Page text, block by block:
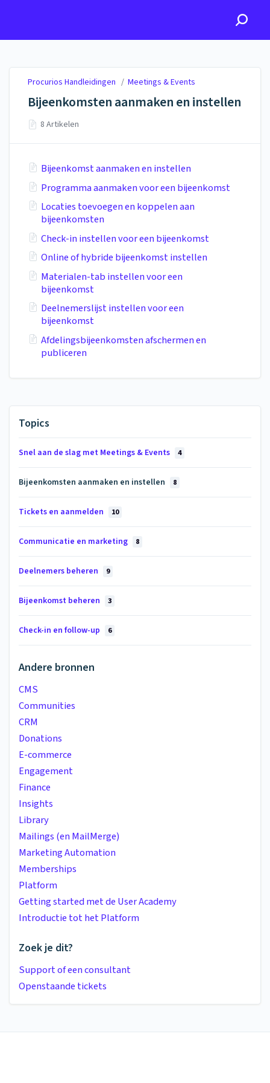
Topics
Snel aan de slag met Meetings & Events 4
Bijeenkomsten aanmaken en instellen 8
Tickets en aanmelden 10
Communicatie en marketing 8
Deelnemers beheren 9
Bijeenkomst beheren 3
Check-in en follow-up 6
Andere bronnen
CMS
Communities
CRM
Donations
E-commerce
Engagement
Finance
Insights
Library
Mailings (en MailMerge)
Marketing Automation
Memberships
Platform
Getting started met de User Academy
Introductie tot het Platform
Zoek je dit?
Support of een consultant
Openstaande tickets
Procurios Handleidingen / Meetings & Events
Bijeenkomsten aanmaken en instellen
8 Artikelen
Bijeenkomst aanmaken en instellen
Programma aanmaken voor een bijeenkomst
Locaties toevoegen en koppelen aan
bijeenkomsten
Check-in instellen voor een bijeenkomst
Online of hybride bijeenkomst instellen
Materialen-tab instellen voor een
bijeenkomst
Deelnemerslijst instellen voor een
bijeenkomst
Afdelingsbijeenkomsten afschermen en
publiceren